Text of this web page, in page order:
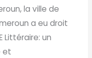
la ville de
a eu droit
Littéraire: un
et